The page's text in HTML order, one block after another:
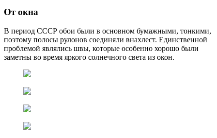
От окна
В период СССР обои были в основном бумажными, тонкими,
поэтому полосы рулонов соединяли внахлест. Единственной
проблемой являлись швы, которые особенно хорошо были
заметны во время яркого солнечного света из окон.